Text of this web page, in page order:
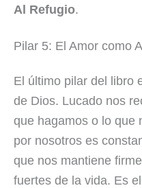
Al Refugio.
Pilar 5: El Amor como
El último pilar del libro
de Dios. Lucado nos
que hagamos o lo que
por nosotros es
que nos mantiene
fuertes de la vida. Es